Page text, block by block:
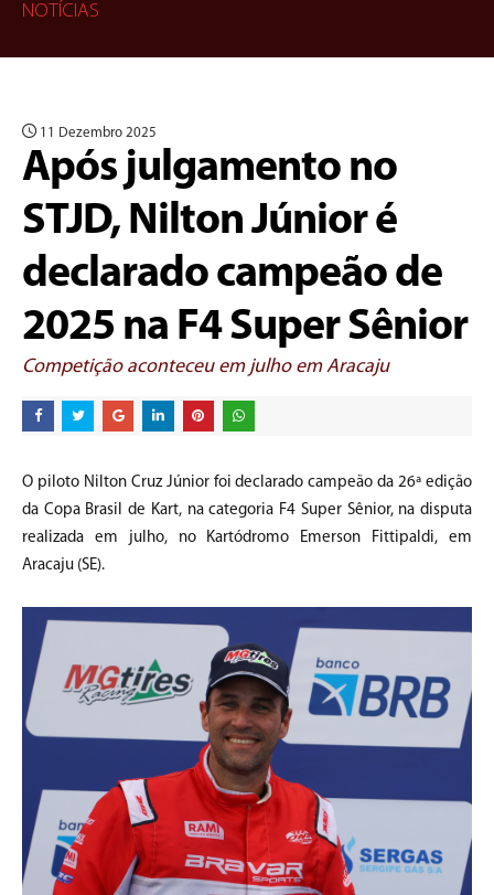
NOTÍCIAS
11 Dezembro 2025
Após julgamento no
STJD, Nilton Júnior é
declarado campeão de
2025 na F4 Super Sênior
Competição aconteceu em julho em Aracaju
O piloto Nilton Cruz Júnior foi declarado campeão da 26ª edição
da Copa Brasil de Kart, na categoria F4 Super Sênior, na disputa
realizada em julho, no Kartódromo Emerson Fittipaldi, em
Aracaju (SE).